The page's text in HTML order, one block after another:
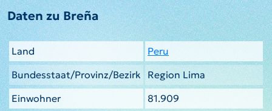
Daten zu Breña
Land
Peru
Bundesstaat/Provinz/Bezirk
Region Lima
Einwohner
81.909